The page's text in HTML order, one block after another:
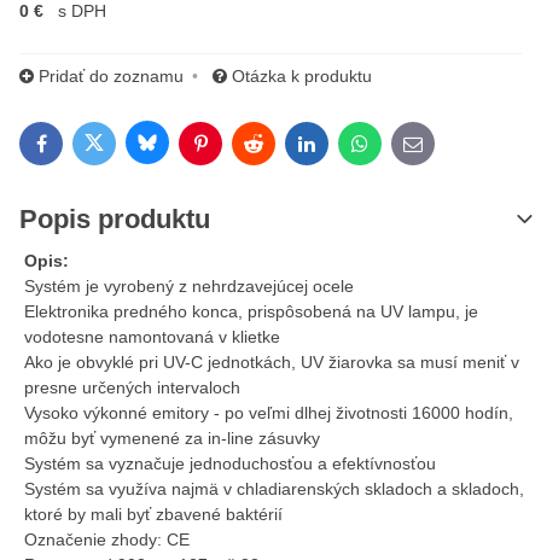
0 € s DPH
Pridať do zoznamu Otázka k produktu
FacebookTwitterBlueskyPinterestRedditLinkedInWhatsApp
E-mail
Popis produktu
Opis:
Systém je vyrobený z nehrdzavejúcej ocele
Elektronika predného konca, prispôsobená na UV lampu, je
vodotesne namontovaná v klietke
Ako je obvyklé pri UV-C jednotkách, UV žiarovka sa musí meniť v
presne určených intervaloch
Vysoko výkonné emitory - po veľmi dlhej životnosti 16000 hodín,
môžu byť vymenené za in-line zásuvky
Systém sa vyznačuje jednoduchosťou a efektívnosťou
Systém sa využíva najmä v chladiarenských skladoch a skladoch,
ktoré by mali byť zbavené baktérií
Označenie zhody: CE